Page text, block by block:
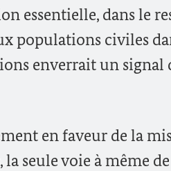
essentielle, dans le
populations civiles
enverrait un signal
en faveur de la
seule voie à même